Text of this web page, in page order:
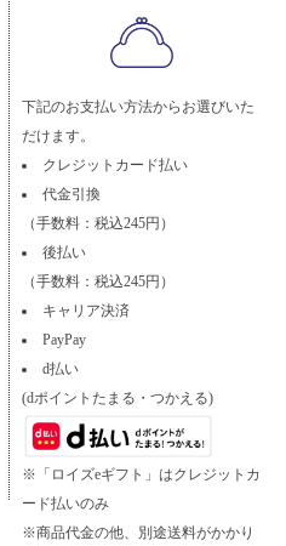
下記のお支払い方法からお選びいた
だけます。
クレジットカード払い
代金引換
（手数料：税込245円）
後払い
（手数料：税込245円）
キャリア決済
PayPay
d払い
(dポイントたまる・つかえる)
※「ロイズeギフト」はクレジットカ
ード払いのみ
※商品代金の他、別途送料がかかり